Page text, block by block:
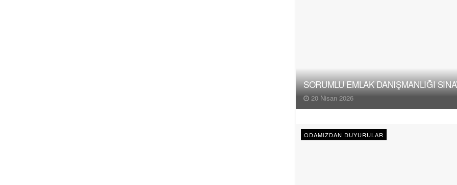
SORUMLU EMLAK DANIŞMANLIĞI
20 Nisan 2026
ODAMIZDAN DUYURULAR